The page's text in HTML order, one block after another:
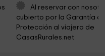
12,9 km
Al reservar con
cubierto por la Garantía
Protección al viajero de
CasasRurales.net